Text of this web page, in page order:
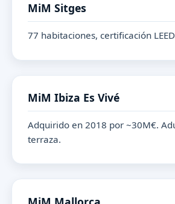
MiM Sitges
77 habitaciones, certificación
MiM Ibiza Es Vivé
Adquirido en 2018 por ~30M€.
terraza.